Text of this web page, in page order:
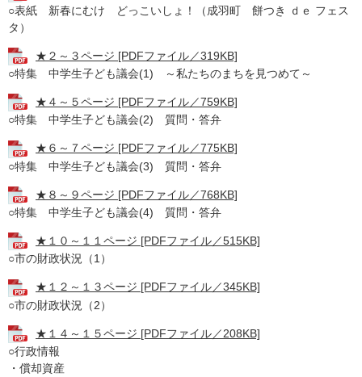
○表紙 新春にむけ どっこいしょ！（成羽町 餅つき ｄｅ フェス
タ）
★２～３ページ [PDFファイル／319KB]
○特集 中学生子ども議会(1) ～私たちのまちを見つめて～
★４～５ページ [PDFファイル／759KB]
○特集 中学生子ども議会(2) 質問・答弁
★６～７ページ [PDFファイル／775KB]
○特集 中学生子ども議会(3) 質問・答弁
★８～９ページ [PDFファイル／768KB]
○特集 中学生子ども議会(4) 質問・答弁
★１０～１１ページ [PDFファイル／515KB]
○市の財政状況（1）
★１２～１３ページ [PDFファイル／345KB]
○市の財政状況（2）
★１４～１５ページ [PDFファイル／208KB]
○行政情報
・償却資産